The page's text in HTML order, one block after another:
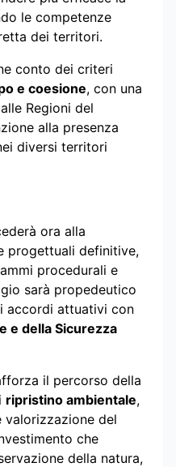
le competenze
dei territori.
conto dei criteri
e coesione, con una
Regioni del
alla presenza
diversi territori
ora alla
progettuali definitive,
procedurali e
sarà propedeutico
accordi attuativi con
e della Sicurezza
il percorso della
ripristino ambientale,
del
che
della natura,